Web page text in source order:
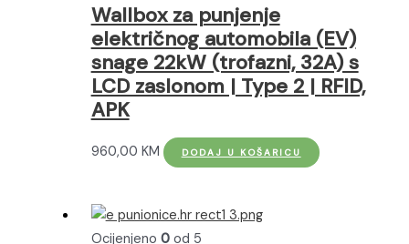
Wallbox za punjenje
električnog automobila (EV)
snage 22kW (trofazni, 32A) s
LCD zaslonom | Type 2 | RFID,
APK
960,00 KM DODAJ U KOŠARICU
Ocijenjeno 0od 5